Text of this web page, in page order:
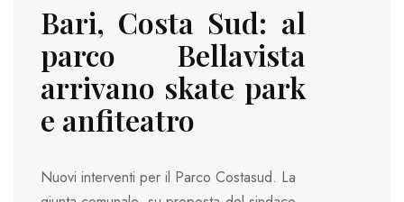
Bari, Costa Sud: al
parco Bellavista
arrivano skate park
e anfiteatro
Nuovi interventi per il Parco Costasud. La